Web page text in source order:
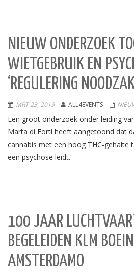
NIEUW ONDERZOEK
WIETGEBRUIK EN
‘REGULERING
MRT 23, 2019 ALL4EVENTS
Een groot onderzoek onder leiding
Marta di Forti heeft aangetoond dat
cannabis met een hoog THC-gehalte
een psychose leidt.
100 JAAR
BEGELEIDEN KLM
AMSTERDAMO